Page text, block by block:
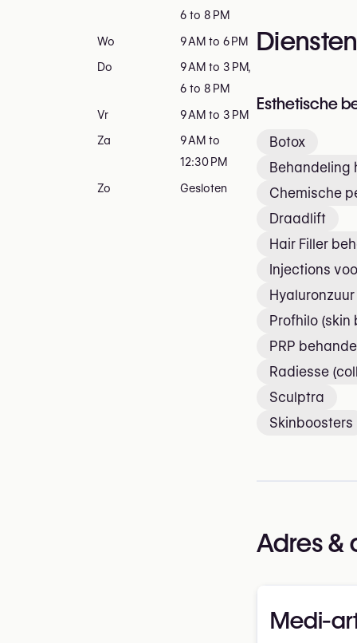
Diensten
Esthetische
Botox
Behandeling
Chemische
Draadlift
Hair Filler
Injections
Profhilo (skin
PRP
Radiesse
Sculptra
Skinboosters
Adres &
Medi-
6 to 8 PM
Wo 9 AM to 6 PM
Do
9 AM to 3 PM,
6 to 8 PM
Vr 9 AM to 3 PM
Za
9 AM to
12:30 PM
Zo Gesloten